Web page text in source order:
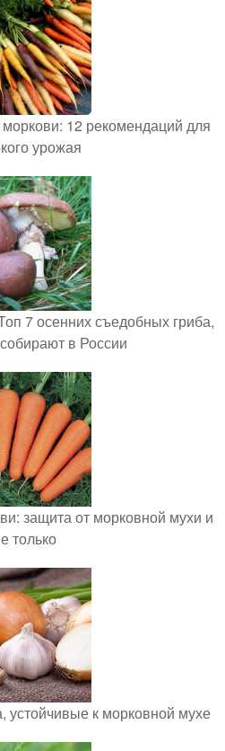
12 рекомендаций для
урожая
7 осенних съедобных гриба,
в России
защита от морковной мухи и
только
устойчивые к морковной мухе